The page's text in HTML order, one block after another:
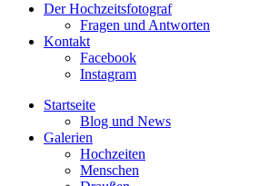
Der Hochzeitsfotograf
Fragen und Antworten
Kontakt
Facebook
Instagram
Startseite
Blog und News
Galerien
Hochzeiten
Menschen